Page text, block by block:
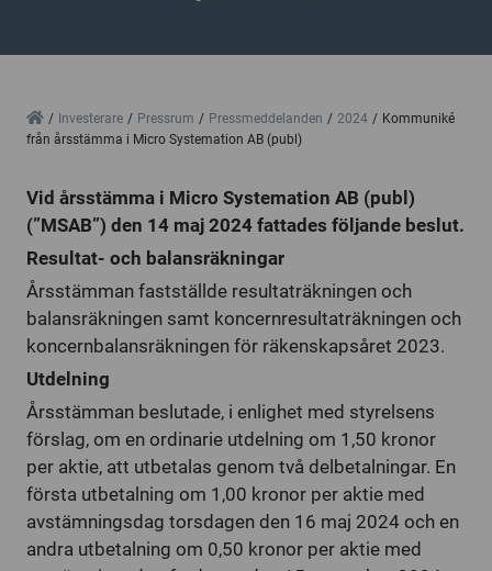
HomeInvesterare Pressrum Pressmeddelanden 2024
Kommuniké
från årsstämma i Micro Systemation AB (publ)
Vid årsstämma i Micro Systemation AB (publ)
(”MSAB”) den 14 maj 2024 fattades följande beslut.
Resultat- och balansräkningar
Årsstämman fastställde resultaträkningen och
balansräkningen samt koncernresultaträkningen och
koncernbalansräkningen för räkenskapsåret 2023.
Utdelning
Årsstämman beslutade, i enlighet med styrelsens
förslag, om en ordinarie utdelning om 1,50 kronor
per aktie, att utbetalas genom två delbetalningar. En
första utbetalning om 1,00 kronor per aktie med
avstämningsdag torsdagen den 16 maj 2024 och en
andra utbetalning om 0,50 kronor per aktie med